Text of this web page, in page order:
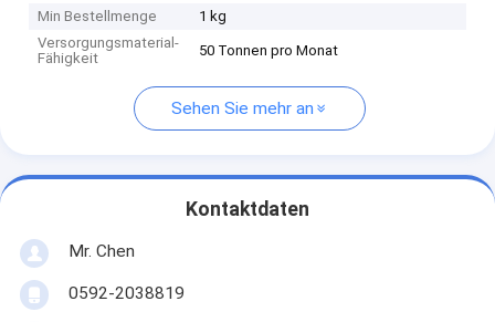
Min Bestellmenge
1 kg
Versorgungsmaterial-
Fähigkeit
50 Tonnen pro Monat
Sehen Sie mehr an
Kontaktdaten
Mr. Chen
0592-2038819